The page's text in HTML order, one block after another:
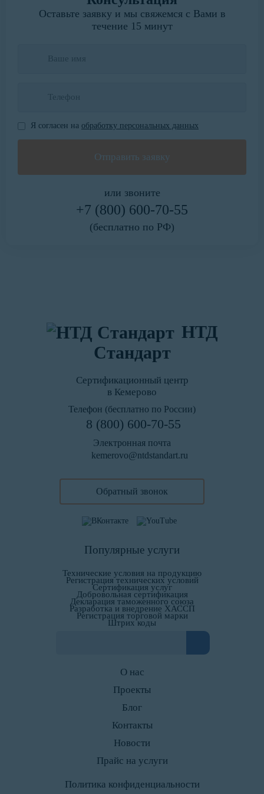
Оставьте заявку и мы свяжемся с Вами в
течение 15 минут
Я согласен на обработку персональных данных
или звоните
+7 (800) 600-70-55
(бесплатно по РФ)
НТД
Стандарт
Сертификационный центр
в Кемерово
Телефон (бесплатно по России)
8 (800) 600-70-55
Электронная почта
kemerovo@ntdstandart.ru
Обратный звонок
Популярные услуги
Технические условия на продукцию
Регистрация технических условий
Сертификация услуг
Добровольная сертификация
Декларация таможенного союза
Разработка и внедрение ХАССП
Регистрация торговой марки
Штрих коды
О нас
Проекты
Блог
Контакты
Новости
Прайс на услуги
Политика конфиденциальности